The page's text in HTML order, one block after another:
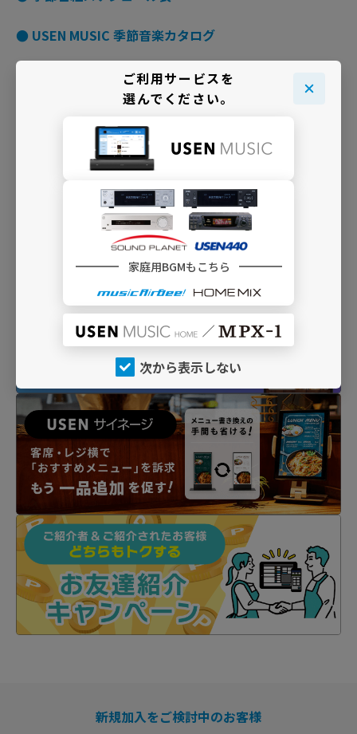
● USEN MUSIC 季節音楽カタログ
新規加入をご検討中のお客様
ご利用サービスを
選んでください。
家庭用BGMもこちら
次から表示しない